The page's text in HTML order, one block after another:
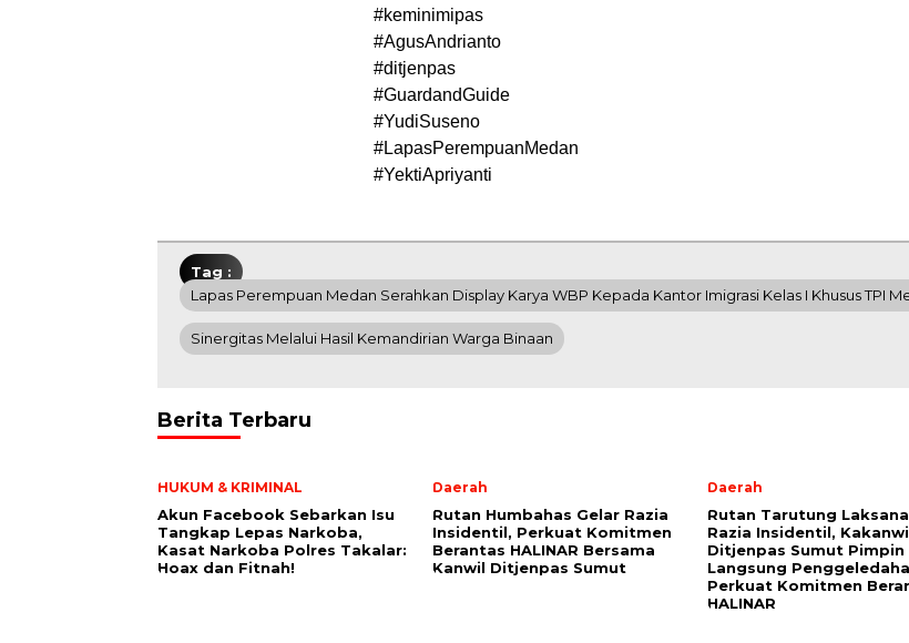
#keminimipas
#AgusAndrianto
#ditjenpas
#GuardandGuide
#YudiSuseno
#LapasPerempuanMedan
#YektiApriyanti
Tag :
Lapas Perempuan Medan Serahkan Display Karya WBP Kepada Kantor Imigrasi Kelas I Khusus TPI
Sinergitas Melalui Hasil Kemandirian Warga Binaan
Berita Terbaru
HUKUM & KRIMINAL
Akun Facebook Sebarkan Isu
Tangkap Lepas Narkoba,
Kasat Narkoba Polres Takalar:
Hoax dan Fitnah!
Daerah
Rutan Humbahas Gelar Razia
Insidentil, Perkuat Komitmen
Berantas HALINAR Bersama
Kanwil Ditjenpas Sumut
Daerah
Rutan Tarutung
Razia Insidentil,
Ditjenpas Sumut Pimpin
Langsung
Perkuat Komitmen
HALINAR